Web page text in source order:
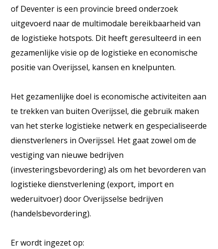
of Deventer is een provincie breed onderzoek
uitgevoerd naar de multimodale bereikbaarheid van
de logistieke hotspots. Dit heeft geresulteerd in een
gezamenlijke visie op de logistieke en economische
positie van Overijssel, kansen en knelpunten.
Het gezamenlijke doel is economische activiteiten aan
te trekken van buiten Overijssel, die gebruik maken
van het sterke logistieke netwerk en gespecialiseerde
dienstverleners in Overijssel. Het gaat zowel om de
vestiging van nieuwe bedrijven
(investeringsbevordering) als om het bevorderen van
logistieke dienstverlening (export, import en
wederuitvoer) door Overijsselse bedrijven
(handelsbevordering).
Er wordt ingezet op: